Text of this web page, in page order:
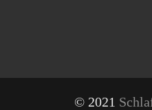
© 2021